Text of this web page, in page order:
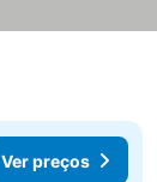
Ver preços